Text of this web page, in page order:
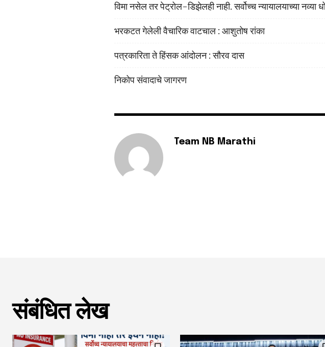
विमा नसेल तर पेट्रोल-डिझेलही नाही. सर्वोच्च न्यायालयाच्या नव्या
भरकटत गेलेली वैचारिक वाटचाल : आशुतोष रांका
पत्रकारिता ते हिंसक आंदोलन : सौरव दास
निकोप संवादाचे जागरण
Team NB Marathi
संबंधित लेख